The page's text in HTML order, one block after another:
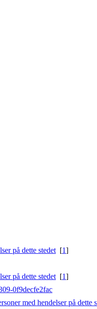
[1]
[1]
0f9decfe2fac